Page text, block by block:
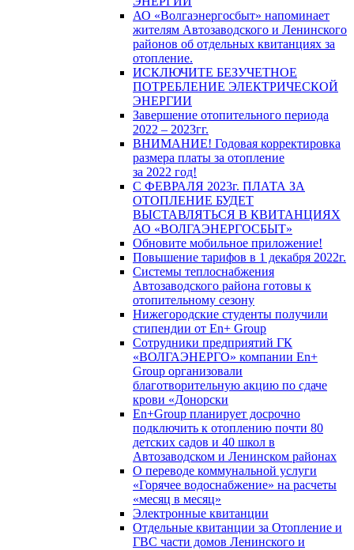
АО «Волгаэнергосбыт» напоминает
жителям Автозаводского и Ленинского
районов об отдельных квитанциях за
отопление.
ИСКЛЮЧИТЕ БЕЗУЧЕТНОЕ
ПОТРЕБЛЕНИЕ ЭЛЕКТРИЧЕСКОЙ
ЭНЕРГИИ
Завершение отопительного периода
2022 – 2023гг.
ВНИМАНИЕ! Годовая корректировка
размера платы за отопление
за 2022 год!
С ФЕВРАЛЯ 2023г. ПЛАТА ЗА
ОТОПЛЕНИЕ БУДЕТ
ВЫСТАВЛЯТЬСЯ В КВИТАНЦИЯХ
АО «ВОЛГАЭНЕРГОСБЫТ»
Обновите мобильное приложение!
Повышение тарифов в 1 декабря 2022г.
Системы теплоснабжения
Автозаводского района готовы к
отопительному сезону
Нижегородские студенты получили
стипендии от En+ Group
Сотрудники предприятий ГК
«ВОЛГАЭНЕРГО» компании En+
Group организовали
благотворительную акцию по сдаче
крови «Донорски
En+Group планирует досрочно
подключить к отоплению почти 80
детских садов и 40 школ в
Автозаводском и Ленинском районах
О переводе коммунальной услуги
«Горячее водоснабжение» на расчеты
«месяц в месяц»
Электронные квитанции
Отдельные квитанции за Отопление и
ГВС части домов Ленинского и